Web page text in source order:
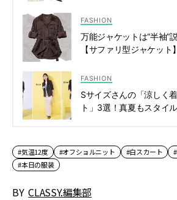
FASHION
万能ジャケットは“半袖”
【サファリ型ジャケッ
FASHION
Sサイズさんの「涼しく
ト」3選！真夏もスタイ
#気温12度 #オフショルニット #白スカート
#本日の服装
BY CLASSY.編集部